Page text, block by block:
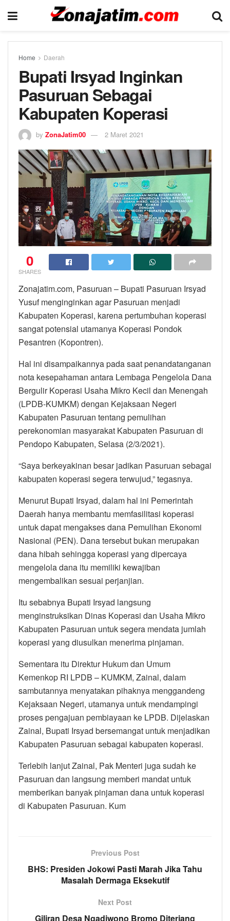
Home Daerah
Bupati Irsyad Inginkan
Pasuruan Sebagai
Kabupaten Koperasi
by ZonaJatim00 2 Maret 2021
0
SHARES
Zonajatim.com, Pasuruan – Bupati Pasuruan Irsyad
Yusuf menginginkan agar Pasuruan menjadi
Kabupaten Koperasi, karena pertumbuhan koperasi
sangat potensial utamanya Koperasi Pondok
Pesantren (Kopontren).
Hal ini disampaikannya pada saat penandatanganan
nota kesepahaman antara Lembaga Pengelola Dana
Bergulir Koperasi Usaha Mikro Kecil dan Menengah
(LPDB-KUMKM) dengan Kejaksaan Negeri
Kabupaten Pasuruan tentang pemulihan
perekonomian masyarakat Kabupaten Pasuruan di
Pendopo Kabupaten, Selasa (2/3/2021).
“Saya berkeyakinan besar jadikan Pasuruan sebagai
kabupaten koperasi segera terwujud,” tegasnya.
Menurut Bupati Irsyad, dalam hal ini Pemerintah
Daerah hanya membantu memfasilitasi koperasi
untuk dapat mengakses dana Pemulihan Ekonomi
Nasional (PEN). Dana tersebut bukan merupakan
dana hibah sehingga koperasi yang dipercaya
mengelola dana itu memiliki kewajiban
mengembalikan sesuai perjanjian.
Itu sebabnya Bupati Irsyad langsung
menginstruksikan Dinas Koperasi dan Usaha Mikro
Kabupaten Pasuruan untuk segera mendata jumlah
koperasi yang diusulkan menerima pinjaman.
Sementara itu Direktur Hukum dan Umum
Kemenkop RI LPDB – KUMKM, Zainal, dalam
sambutannya menyatakan pihaknya menggandeng
Kejaksaan Negeri, utamanya untuk mendampingi
proses pengajuan pembiayaan ke LPDB. Dijelaskan
Zainal, Bupati Irsyad bersemangat untuk menjadikan
Kabupaten Pasuruan sebagai kabupaten koperasi.
Terlebih lanjut Zainal, Pak Menteri juga sudah ke
Pasuruan dan langsung memberi mandat untuk
memberikan banyak pinjaman dana untuk koperasi
di Kabupaten Pasuruan. Kum
Previous Post
BHS: Presiden Jokowi Pasti Marah Jika Tahu
Masalah Dermaga Eksekutif
Next Post
Giliran Desa Ngadiwono Bromo Diterjang